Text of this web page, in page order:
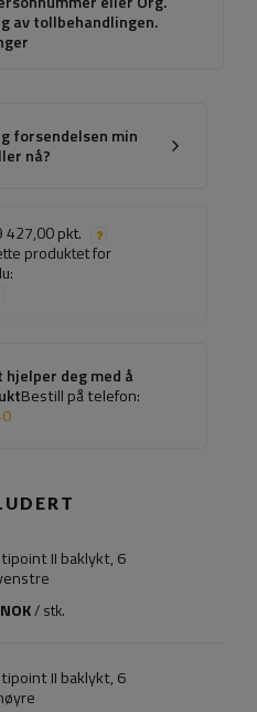
av tollbehandlingen.
forsendelsen min
nå?
427,00 pkt.
produktet for
deg med å
Bestill på telefon:
II baklykt, 6
/ stk.
II baklykt, 6